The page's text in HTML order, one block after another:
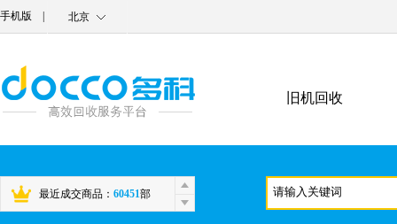
手机版 北京
旧机回收
最近成交商品： 60451部